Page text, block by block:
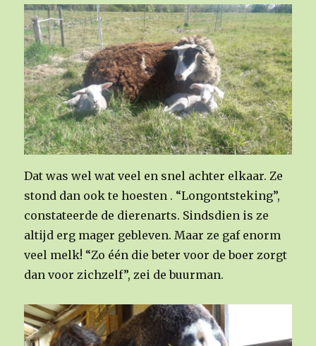
Dat was wel wat veel en snel achter elkaar. Ze
stond dan ook te hoesten . “Longontsteking”,
constateerde de dierenarts. Sindsdien is ze
altijd erg mager gebleven. Maar ze gaf enorm
veel melk! “Zo één die beter voor de boer zorgt
dan voor zichzelf”, zei de buurman.